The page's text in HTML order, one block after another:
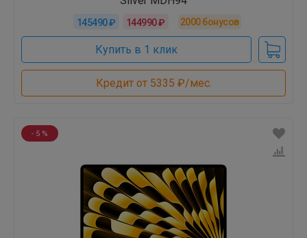
145490 ₽ 144990 ₽ 2000бонусов
Купить в 1 клик
Кредит от 5335 ₽/мес.
- 5 %